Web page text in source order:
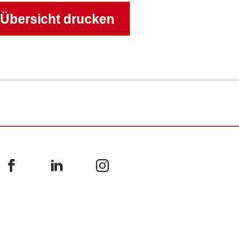
Übersicht drucken